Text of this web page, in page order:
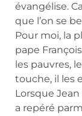
évangélise.
que l’on se
Pour moi, la
pape
les pauvres,
touche, il les
Lorsque Jean
a repéré